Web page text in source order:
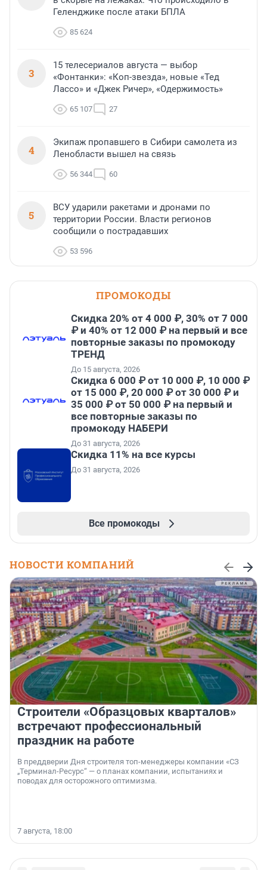
Геленджике после атаки БПЛА
85 624
3
15 телесериалов августа — выбор
«Фонтанки»: «Коп-звезда», новые «Тед
Лассо» и «Джек Ричер», «Одержимость»
65 107 27
4
Экипаж пропавшего в Сибири самолета из
Ленобласти вышел на связь
56 344 60
5
ВСУ ударили ракетами и дронами по
территории России. Власти регионов
сообщили о пострадавших
53 596
ПРОМОКОДЫ
Скидка 20% от 4 000 ₽, 30% от 7 000
₽ и 40% от 12 000 ₽ на первый и все
повторные заказы по промокоду
ТРЕНД
До 15 августа, 2026
Скидка 6 000 ₽ от 10 000 ₽, 10 000 ₽
от 15 000 ₽, 20 000 ₽ от 30 000 ₽ и
35 000 ₽ от 50 000 ₽ на первый и
все повторные заказы по
промокоду НАБЕРИ
До 31 августа, 2026
Скидка 11% на все курсы
До 31 августа, 2026
Все промокоды
НОВОСТИ КОМПАНИЙ
Строители «Образцовых кварталов»
встречают профессиональный
праздник на работе
В преддверии Дня строителя топ-менеджеры компании «СЗ
„Терминал-Ресурс“ — о планах компании, испытаниях и
поводах для осторожного оптимизма.
7 августа, 18:00